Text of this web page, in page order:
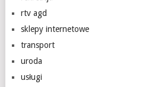
rtv agd
sklepy internetowe
transport
uroda
usługi